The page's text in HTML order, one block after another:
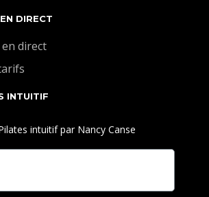
DIRECT
direct
INTUITIF
intuitif par Nancy Canse